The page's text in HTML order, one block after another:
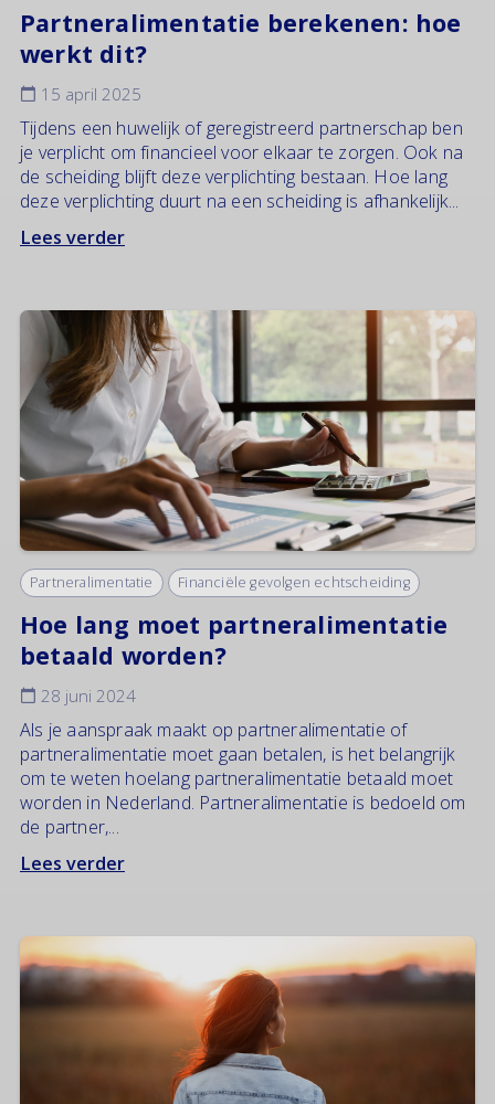
Partneralimentatie berekenen: hoe
werkt dit?
15 april 2025
Tijdens een huwelijk of geregistreerd partnerschap ben
je verplicht om financieel voor elkaar te zorgen. Ook na
de scheiding blijft deze verplichting bestaan. Hoe lang
deze verplichting duurt na een scheiding is afhankelijk...
Lees verder
Partneralimentatie Financiële gevolgen echtscheiding
Hoe lang moet partneralimentatie
betaald worden?
28 juni 2024
Als je aanspraak maakt op partneralimentatie of
partneralimentatie moet gaan betalen, is het belangrijk
om te weten hoelang partneralimentatie betaald moet
worden in Nederland. Partneralimentatie is bedoeld om
de partner,...
Lees verder